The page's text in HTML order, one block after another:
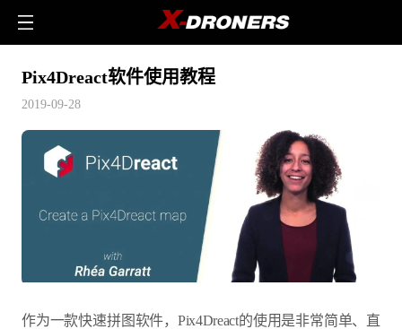
Pix4Dreact软件使用教程
2019-09-28
作为一款快速拼图软件，Pix4Dreact的使用是非常简单、直